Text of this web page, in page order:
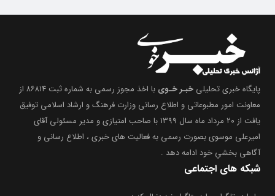
پایگاه خبری تحلیلی خبـر خـوی
با اخذ مجوز رسمی به شماره ثبت ۸۶۸۱۴ از
معاونت امور مطبوعاتی و اطلاع رسانی وزارت فرهنگ و ارشاد اسلامی توفیق
یافت از ۲۰ مرداد ماه سال ۱۳۹۹ با صاحب امتیازی و مدیر مسئولی آقای
امیرعلی موسوی بصورت رسمی به فعالیت های خبری ، اطلاع رسانی و
آگاهی بخشیِ خود ادامه دهد .
شبکه های اجتماعی